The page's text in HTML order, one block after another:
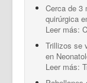
Cerca de 3
quirúrgica
Leer más:
Trillizos se
en
Leer más: